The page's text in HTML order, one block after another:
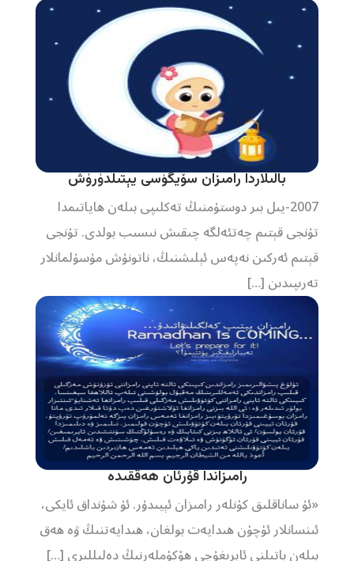
بالىلاردا رامىزان سۆيگۈسى يېتىلدۈرۈش
2007-يىل بىر دوستۇمنىڭ تەكلىپى بىلەن ھاياتىمدا
تۇنجى قېتىم چەتئەلگە چىقىش نىسىب بولدى. تۇنجى
قېتىم ئەركىن نەپەس ئېلىشنىڭ، ناتونۇش مۇسۇلمانلار
تەرىپىدىن […]
رامىزاندا قۇرئان ھەققىدە
«ئۇ ساناقلىق كۈنلەر رامىزان ئېيىدۇر. ئۇ شۇنداق ئايكى،
ئىنسانلار ئۈچۈن ھىدايەت بولغان، ھىدايەتنىڭ ۋە ھەق
بىلەن باتىلنى ئايرىغۇچى ھۆكۈملەرنىڭ دەلىللىرى […]